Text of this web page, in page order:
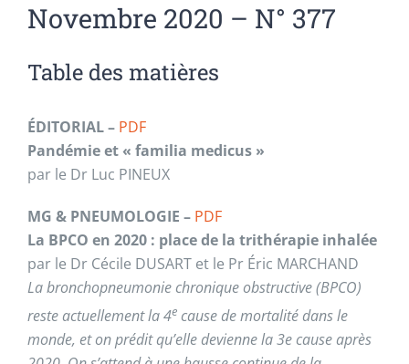
Novembre 2020 – N° 377
Table des matières
ÉDITORIAL – PDF
Pandémie et « familia medicus »
par le Dr Luc PINEUX
MG & PNEUMOLOGIE – PDF
La BPCO en 2020 : place de la trithérapie inhalée
par le Dr Cécile DUSART et le Pr Éric MARCHAND
La bronchopneumonie chronique obstructive (BPCO)
reste actuellement la 4e cause de mortalité dans le
monde, et on prédit qu’elle devienne la 3e cause après